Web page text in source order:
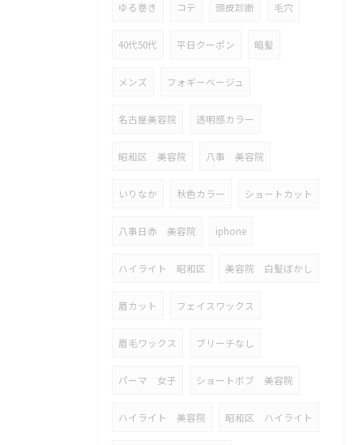
ゆる巻き コテ 頭皮診断 毛穴
40代50代 平日クーポン 暗髪
メンズ フォギーベージュ
名古屋美容院 透明感カラー
昭和区 美容院 八事 美容院
いりなか 秋色カラー ショートカット
八事日赤 美容院 iphone
ハイライト 昭和区 美容院 白髪ぼかし
眉カット フェイスワックス
眉毛ワックス ブリーチなし
パーマ 女子 ショートボブ 美容院
ハイライト 美容院 昭和区 ハイライト